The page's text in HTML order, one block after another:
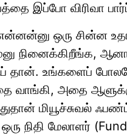
இப்போ விரிவா
என்னன்னு ஒரு சின்ன
நினைக்கிறீங்க,
தான். உங்களைப்
வாங்கி, அதை ஆளுக்கு
மியூச்சுவல்
நிதி மேலாளர்